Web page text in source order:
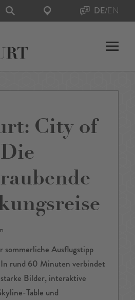
DE/EN
City of
Ausflugstipp
rund 60 Minuten verbindet
Bilder, interaktive
Table und